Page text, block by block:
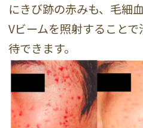
にきび跡の赤みも、毛細
Vビームを照射すること
待できます。